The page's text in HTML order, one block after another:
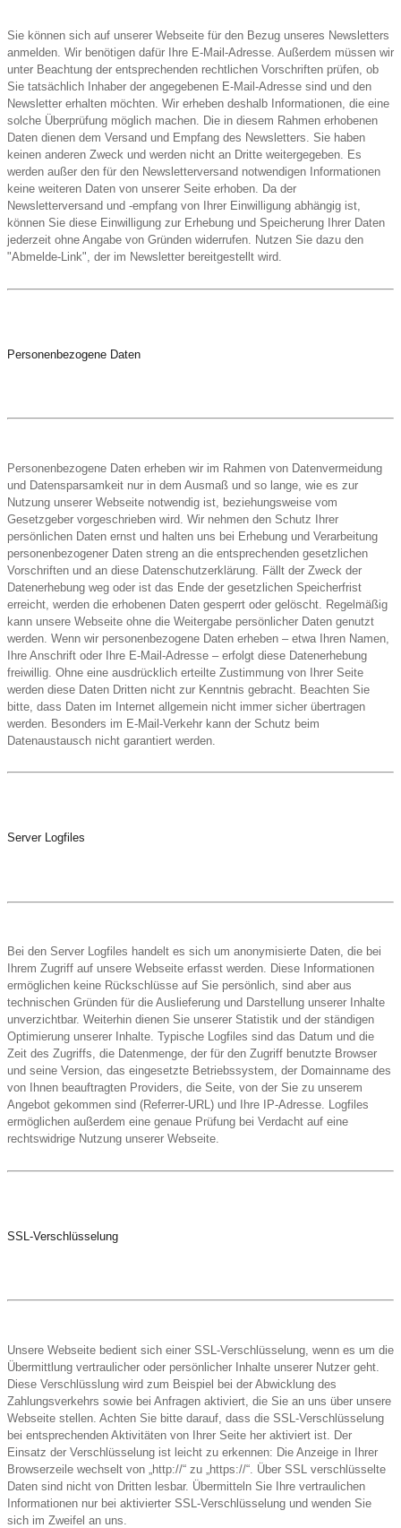
Sie können sich auf unserer Webseite für den Bezug unseres Newsletters
anmelden. Wir benötigen dafür Ihre E-Mail-Adresse. Außerdem müssen wir
unter Beachtung der entsprechenden rechtlichen Vorschriften prüfen, ob
Sie tatsächlich Inhaber der angegebenen E-Mail-Adresse sind und den
Newsletter erhalten möchten. Wir erheben deshalb Informationen, die eine
solche Überprüfung möglich machen. Die in diesem Rahmen erhobenen
Daten dienen dem Versand und Empfang des Newsletters. Sie haben
keinen anderen Zweck und werden nicht an Dritte weitergegeben. Es
werden außer den für den Newsletterversand notwendigen Informationen
keine weiteren Daten von unserer Seite erhoben. Da der
Newsletterversand und -empfang von Ihrer Einwilligung abhängig ist,
können Sie diese Einwilligung zur Erhebung und Speicherung Ihrer Daten
jederzeit ohne Angabe von Gründen widerrufen. Nutzen Sie dazu den
"Abmelde-Link", der im Newsletter bereitgestellt wird.
Personenbezogene Daten
Personenbezogene Daten erheben wir im Rahmen von Datenvermeidung
und Datensparsamkeit nur in dem Ausmaß und so lange, wie es zur
Nutzung unserer Webseite notwendig ist, beziehungsweise vom
Gesetzgeber vorgeschrieben wird. Wir nehmen den Schutz Ihrer
persönlichen Daten ernst und halten uns bei Erhebung und Verarbeitung
personenbezogener Daten streng an die entsprechenden gesetzlichen
Vorschriften und an diese Datenschutzerklärung. Fällt der Zweck der
Datenerhebung weg oder ist das Ende der gesetzlichen Speicherfrist
erreicht, werden die erhobenen Daten gesperrt oder gelöscht. Regelmäßig
kann unsere Webseite ohne die Weitergabe persönlicher Daten genutzt
werden. Wenn wir personenbezogene Daten erheben – etwa Ihren Namen,
Ihre Anschrift oder Ihre E-Mail-Adresse – erfolgt diese Datenerhebung
freiwillig. Ohne eine ausdrücklich erteilte Zustimmung von Ihrer Seite
werden diese Daten Dritten nicht zur Kenntnis gebracht. Beachten Sie
bitte, dass Daten im Internet allgemein nicht immer sicher übertragen
werden. Besonders im E-Mail-Verkehr kann der Schutz beim
Datenaustausch nicht garantiert werden.
Server Logfiles
Bei den Server Logfiles handelt es sich um anonymisierte Daten, die bei
Ihrem Zugriff auf unsere Webseite erfasst werden. Diese Informationen
ermöglichen keine Rückschlüsse auf Sie persönlich, sind aber aus
technischen Gründen für die Auslieferung und Darstellung unserer Inhalte
unverzichtbar. Weiterhin dienen Sie unserer Statistik und der ständigen
Optimierung unserer Inhalte. Typische Logfiles sind das Datum und die
Zeit des Zugriffs, die Datenmenge, der für den Zugriff benutzte Browser
und seine Version, das eingesetzte Betriebssystem, der Domainname des
von Ihnen beauftragten Providers, die Seite, von der Sie zu unserem
Angebot gekommen sind (Referrer-URL) und Ihre IP-Adresse. Logfiles
ermöglichen außerdem eine genaue Prüfung bei Verdacht auf eine
rechtswidrige Nutzung unserer Webseite.
SSL-Verschlüsselung
Unsere Webseite bedient sich einer SSL-Verschlüsselung, wenn es um die
Übermittlung vertraulicher oder persönlicher Inhalte unserer Nutzer geht.
Diese Verschlüsslung wird zum Beispiel bei der Abwicklung des
Zahlungsverkehrs sowie bei Anfragen aktiviert, die Sie an uns über unsere
Webseite stellen. Achten Sie bitte darauf, dass die SSL-Verschlüsselung
bei entsprechenden Aktivitäten von Ihrer Seite her aktiviert ist. Der
Einsatz der Verschlüsselung ist leicht zu erkennen: Die Anzeige in Ihrer
Browserzeile wechselt von „http://“ zu „https://“. Über SSL verschlüsselte
Daten sind nicht von Dritten lesbar. Übermitteln Sie Ihre vertraulichen
Informationen nur bei aktivierter SSL-Verschlüsselung und wenden Sie
sich im Zweifel an uns.